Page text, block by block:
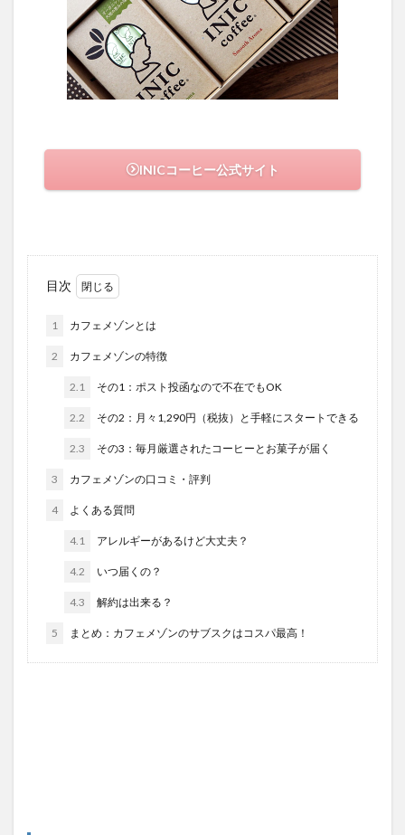
INICコーヒー公式サイト
目次
1 カフェメゾンとは
2 カフェメゾンの特徴
2.1 その1：ポスト投函なので不在でもOK
2.2 その2：月々1,290円（税抜）と手軽にスタートできる
2.3 その3：毎月厳選されたコーヒーとお菓子が届く
3 カフェメゾンの口コミ・評判
4 よくある質問
4.1 アレルギーがあるけど大丈夫？
4.2 いつ届くの？
4.3 解約は出来る？
5 まとめ：カフェメゾンのサブスクはコスパ最高！